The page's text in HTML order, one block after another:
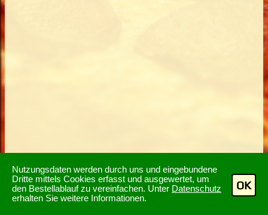
Nutzungsdaten werden durch uns und eingebundene
Dritte mittels Cookies erfasst und ausgewertet, um
den Bestellablauf zu vereinfachen. Unter Datenschutz
erhalten Sie weitere Informationen.
OK